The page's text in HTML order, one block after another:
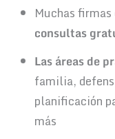
Muchas firmas
consultas
Las áreas de
familia,
planificación
más